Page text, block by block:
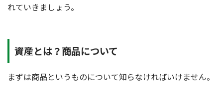
れていきましょう。
資産とは？商品について
まずは商品というものについて知らなければいけません。